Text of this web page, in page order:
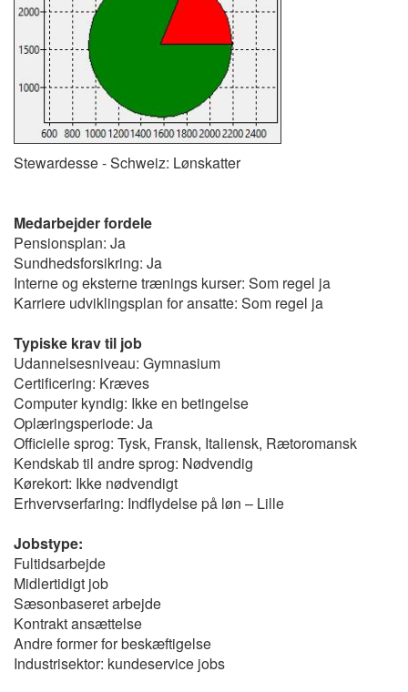
Stewardesse - Schweiz: Lønskatter
Medarbejder fordele
Pensionsplan: Ja
Sundhedsforsikring: Ja
Interne og eksterne trænings kurser: Som regel ja
Karriere udviklingsplan for ansatte: Som regel ja
Typiske krav til job
Udannelsesniveau: Gymnasium
Certificering: Kræves
Computer kyndig: Ikke en betingelse
Oplæringsperiode: Ja
Officielle sprog: Tysk, Fransk, Italiensk, Rætoromansk
Kendskab til andre sprog: Nødvendig
Kørekort: Ikke nødvendigt
Erhvervserfaring: Indflydelse på løn – Lille
Jobstype:
Fultidsarbejde
Midlertidigt job
Sæsonbaseret arbejde
Kontrakt ansættelse
Andre former for beskæftigelse
Industrisektor: kundeservice jobs